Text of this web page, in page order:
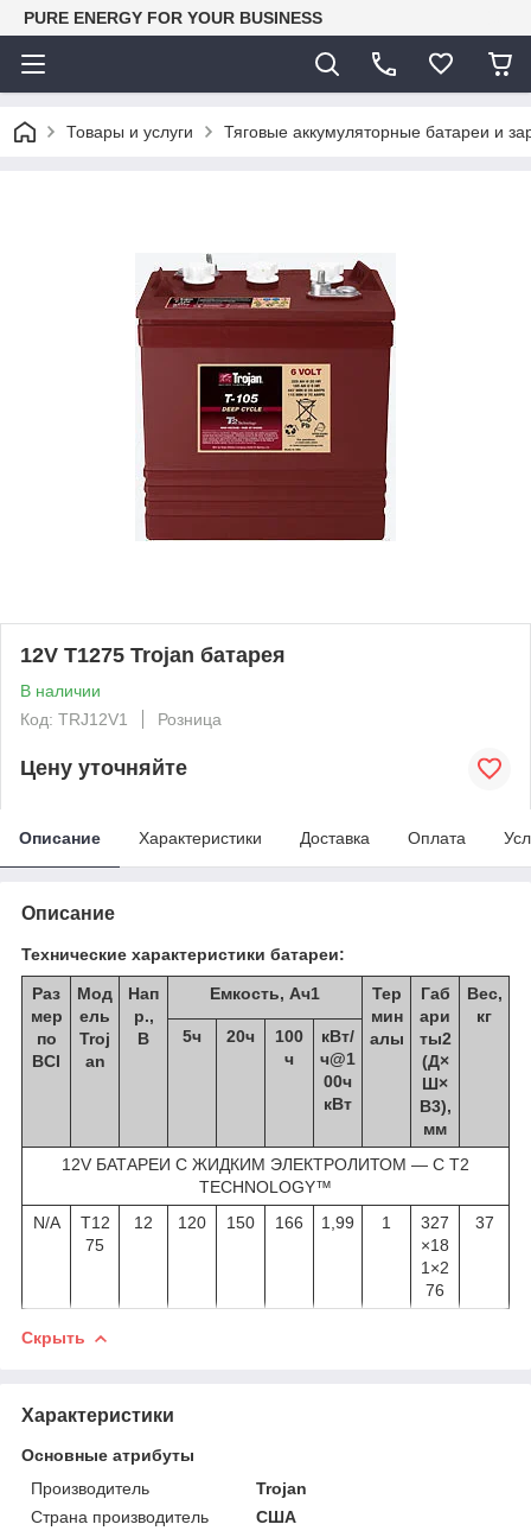
PURE ENERGY FOR YOUR BUSINESS
Товары и услуги Тяговые аккумуляторные батареи и
12V T1275 Trojan батарея
В наличии
Код: TRJ12V1
Розница
Цену уточняйте
Описание Характеристики Доставка Оплата
Описание
Технические характеристики батареи:
Раз
мер
по
BCI
Мод
ель
Troj
an
Нап
р.,
В
Емкость, Ач1
Тер
мин
алы
Габ
ари
ты2
(Д×
Ш×
В3),
мм
Вес,
кг
5ч
20ч
100
ч
кВт/
ч@1
00ч
кВт
12V БАТАРЕИ С ЖИДКИМ ЭЛЕКТРОЛИТОМ — С T2
TECHNOLOGY™
N/A
T12
75
12 120 150 166 1,99 1
327
×18
1×2
76
37
Скрыть
Характеристики
Основные атрибуты
Производитель
Trojan
Страна производитель
США